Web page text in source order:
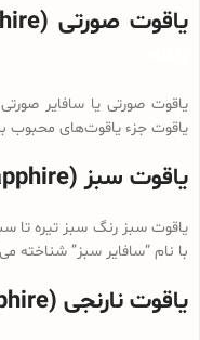
یاقوت صورتی (Pink Sapphire):
یاقوت صورتی یا سافایر
یاقوت جزء یاقوت‌های محبوب
یاقوت سبز (Green Sapphire):
یاقوت سبز رنگ سبز تیره تا
با نام “سافایر سبز” شناخته
یاقوت نارنجی (Orange Sapphire):